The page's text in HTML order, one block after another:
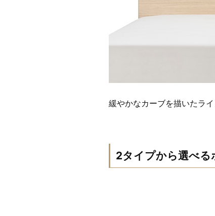
緩やかなカーブを描いたラ
2タイプから選べる